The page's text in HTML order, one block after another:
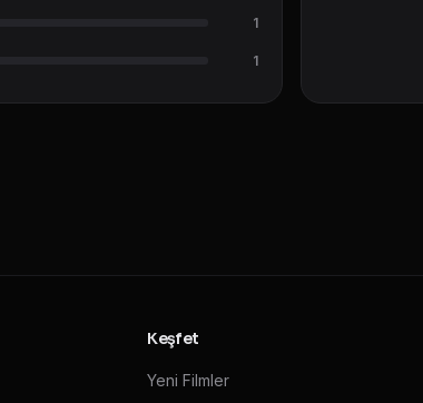
1
1
Keşfet
Yeni Filmler